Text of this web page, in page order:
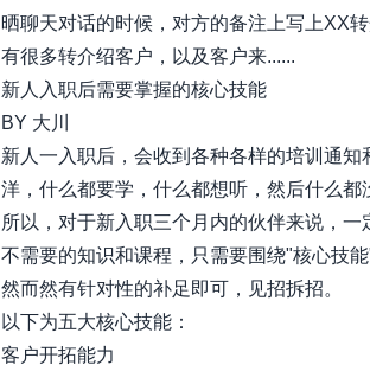
晒聊天对话的时候，对方的备注上写上XX
有很多转介绍客户，以及客户来......
新人入职后需要掌握的核心技能
BY 大川
新人一入职后，会收到各种各样的培训通
洋，什么都要学，什么都想听，然后什么都
所以，对于新入职三个月内的伙伴来说，
不需要的知识和课程，只需要围绕"核心技
然而然有针对性的补足即可，见招拆招。
以下为五大核心技能：
客户开拓能力